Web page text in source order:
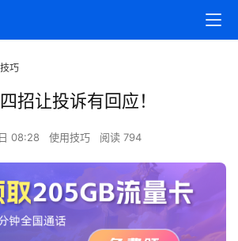
巧
招让投诉有回应！
08:28 使用技巧 阅读 794